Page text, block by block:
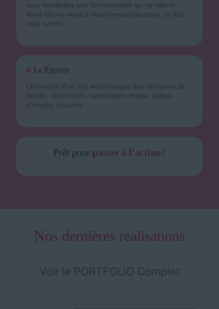
vous demandez une fonctionnalité qui va ralentir
votre site ou nuire à l'expérience utilisateur, on doit
vous avertir.
4. La Rigueur
La création d'un site web implique des centaines de
détails : liens morts, optimisation mobile, balises
d'images, sécurité.
Prêt pour passer à l'action?
Nos dernières réalisations
Voir le PORTFOLIO Complet